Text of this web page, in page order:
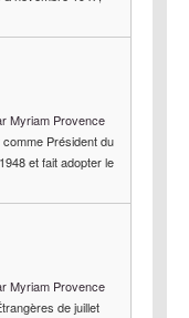
Myriam Provence
Président du
et fait adopter le
Myriam Provence
de juillet